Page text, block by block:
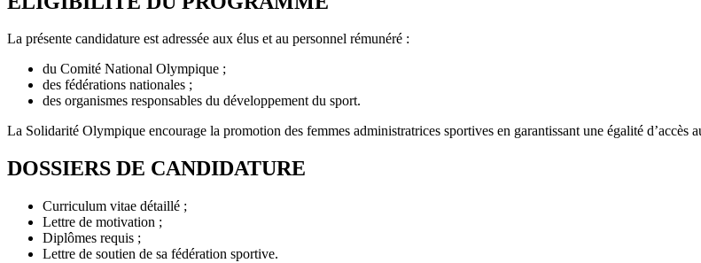
La présente candidature est adressée aux élus et au personnel rémunéré :
du Comité National Olympique ;
des fédérations nationales ;
des organismes responsables du développement du sport.
La Solidarité Olympique encourage la promotion des femmes administratrices sportives en garantissant une égalité
DOSSIERS DE CANDIDATURE
Curriculum vitae détaillé ;
Lettre de motivation ;
Diplômes requis ;
Lettre de soutien de sa fédération sportive.